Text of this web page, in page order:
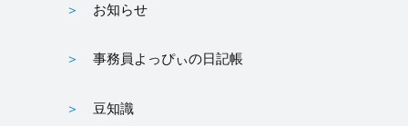
お知らせ
事務員よっぴぃの日記帳
豆知識